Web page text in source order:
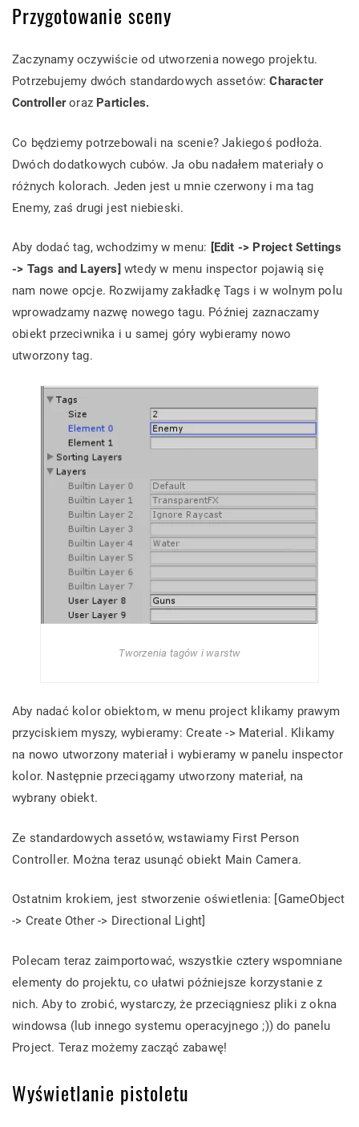
Przygotowanie sceny
Zaczynamy oczywiście od utworzenia nowego projektu.
Potrzebujemy dwóch standardowych assetów:Character
Controlleroraz Particles.
Co będziemy potrzebowali na scenie? Jakiegoś podłoża.
Dwóch dodatkowych cubów. Ja obu nadałem materiały o
różnych kolorach. Jeden jest u mnie czerwony i ma tag
Enemy, zaś drugi jest niebieski.
Aby dodać tag, wchodzimy w menu: [Edit -> Project Settings
-> Tags and Layers] wtedy w menu inspector pojawią się
nam nowe opcje. Rozwijamy zakładkę Tags i w wolnym polu
wprowadzamy nazwę nowego tagu. Później zaznaczamy
obiekt przeciwnika i u samej góry wybieramy nowo
utworzony tag.
Tworzenia tagów i warstw
Aby nadać kolor obiektom, w menu project klikamy prawym
przyciskiem myszy, wybieramy: Create -> Material. Klikamy
na nowo utworzony materiał i wybieramy w panelu inspector
kolor. Następnie przeciągamy utworzony materiał, na
wybrany obiekt.
Ze standardowych assetów, wstawiamy First Person
Controller. Można teraz usunąć obiekt Main Camera.
Ostatnim krokiem, jest stworzenie oświetlenia: [GameObject
-> Create Other -> Directional Light]
Polecam teraz zaimportować, wszystkie cztery wspomniane
elementy do projektu, co ułatwi późniejsze korzystanie z
nich. Aby to zrobić, wystarczy, że przeciągniesz pliki z okna
windowsa (lub innego systemu operacyjnego ;)) do panelu
Project. Teraz możemy zacząć zabawę!
Wyświetlanie pistoletu